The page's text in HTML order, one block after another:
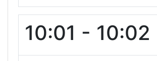
10:01 - 10:02